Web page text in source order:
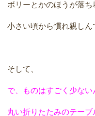
ボリーとかのほうが落ち
小さい頃から慣れ親しん
そして、
で、ものはすごく少ない
丸い折りたたみのテー